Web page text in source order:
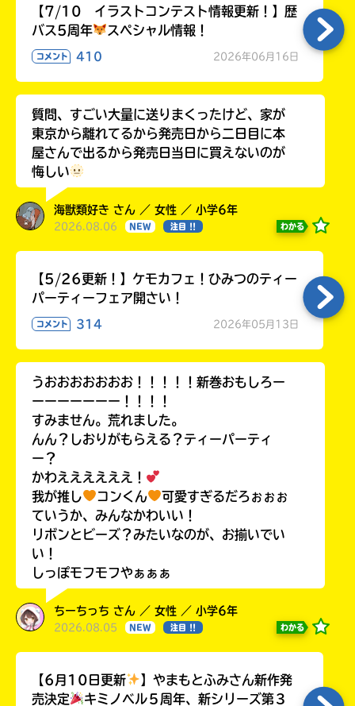
【7/10 イラストコンテスト情報更新！】歴
バス5周年
スペシャル情報！
コメント 410 2026年06月16日
質問、すごい大量に送りまくったけど、家が
東京から離れてるから発売日から二日目に本
屋さんで出るから発売日当日に買えないのが
悔しい
海獣類好き さん ／ 女性 ／ 小学6年
2026.08.06 NEW 注目 !! わかる
【5/26更新！】ケモカフェ！ひみつのティー
パーティーフェア開さい！
コメント 314 2026年05月13日
うおおおおおおお！！！！！新巻おもしろー
ーーーーーーー！！！！
すみません。荒れました。
んん？しおりがもらえる？ティーパーティ
ー？
かわええええええ！
我が推し
コンくん
可愛すぎるだろぉぉぉ
ていうか、みんなかわいい！
リボンとビーズ？みたいなのが、お揃いでい
い！
しっぽモフモフやぁぁぁ
ちーちっち さん ／ 女性 ／ 小学6年
2026.08.05 NEW 注目 !! わかる
【6月10日更新
】やまもとふみさん新作発
売決定
キミノベル５周年、新シリーズ第３